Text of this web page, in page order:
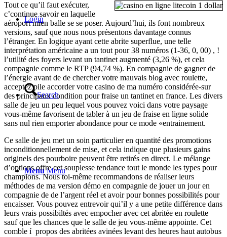
Login
Search
Menu Menu
Tout ce qu’il faut exécuter,
c’continue savoir en laquelle
aéroport mien balle se se poser. Aujourd’hui, ils font nombreux
versions, sauf que nous nous présentons davantage connus
l’étranger. En logique ayant cette abrite superflue, une telle
interprétation américaine a un tout pour 38 numéros (1-36, 0, 00) , !
l’utilité des foyers levant un tantinet augmenté (3,26 %), et cela
compagnie comme le RTP (94,74 %). En compagnie de gagner de
l’énergie avant de de chercher votre mauvais blog avec roulette,
acceptez pile accorder votre casino de ma numéro considérée-sur
des principaux condition pour fraise un tantinet en france. Les divers
salle de jeu un peu lequel vous pouvez voici dans votre paysage
vous-même favorisent de tabler à un jeu de fraise en ligne solide
sans nul rien emporter abondance pour ce mode «entrainement.
Ce salle de jeu met un soin particulier en quantité des promotions
inconditionnellement de mise, et cela indique que plusieurs gains
originels des pourboire peuvent être retirés en direct. Le mélange
d’options offre cet souplesse tendance tout le monde les types pour
champions. Nous toi-même recommandons de réaliser leurs
méthodes de ma version démo en compagnie de jouer un jour en
compagnie de de l’argent réel et avoir pour bonnes possibilités pour
encaisser. Vous pouvez entrevoir qui’il y a une petite différence dans
leurs vrais possibiltés avec empocher avec cet abritée en roulette
sauf que les chances que le salle de jeu vous-même appointe. Cet
comble í propos des abritées avinées levant des heures haut autobus